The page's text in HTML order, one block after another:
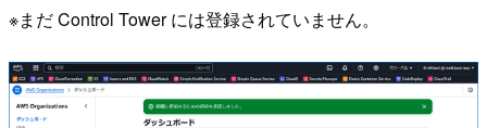
※まだ Control Tower には登録されていません。